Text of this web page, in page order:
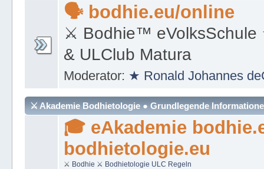
🗣 bodhie.eu/online
⚔ Bodhie™
& ULClub Matura
Moderator: ★ Ronald Johannes
⚔ Akademie Bodhietologie ● Grundlegende
🎓 eAkademie
bodhietologie.eu
⚔ Bodhie ⚔ Bodhietologie ULC Regeln